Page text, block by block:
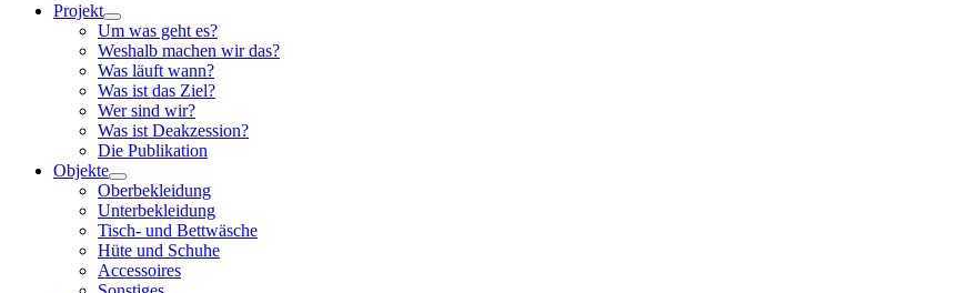
Projekt
Um was geht es?
Weshalb machen wir das?
Was läuft wann?
Was ist das Ziel?
Wer sind wir?
Was ist Deakzession?
Die Publikation
Objekte
Oberbekleidung
Unterbekleidung
Tisch- und Bettwäsche
Hüte und Schuhe
Accessoires